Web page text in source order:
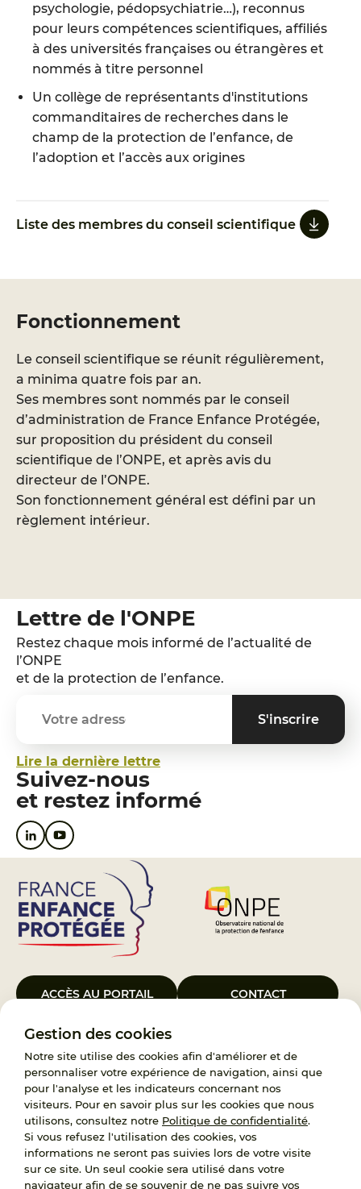
Gestion des cookies
Notre site utilise des cookies afin d'améliorer et de
personnaliser votre expérience de navigation, ainsi que
pour l'analyse et les indicateurs concernant nos
visiteurs. Pour en savoir plus sur les cookies que nous
utilisons, consultez notre Politique de confidentialité.
Si vous refusez l'utilisation des cookies, vos
informations ne seront pas suivies lors de votre visite
sur ce site. Un seul cookie sera utilisé dans votre
navigateur afin de se souvenir de ne pas suivre vos
psychologie, pédopsychiatrie…), reconnus
pour leurs compétences scientifiques, affiliés
à des universités françaises ou étrangères et
nommés à titre personnel
Un collège de représentants d'institutions
commanditaires de recherches dans le
champ de la protection de l’enfance, de
l’adoption et l’accès aux origines
Liste des membres du conseil scientifique
Fonctionnement
Le conseil scientifique se réunit régulièrement,
a minima quatre fois par an.
Ses membres sont nommés par le conseil
d’administration de France Enfance Protégée,
sur proposition du président du conseil
scientifique de l’ONPE, et après avis du
directeur de l’ONPE.
Son fonctionnement général est défini par un
règlement intérieur.
Lettre de l'ONPE
Restez chaque mois informé de l’actualité de
l’ONPE
et de la protection de l’enfance.
Lire la dernière lettre
Suivez-nous
et restez informé
ACCÈS AU PORTAIL CONTACT
Le Groupement d’Intérêt Public France Enfance Protégée, créé le 5
janvier 2023, a pour objet d’assurer les missions de service public du
119, d’accompagnement des adoptants et de traitement des
demandes d’accès aux origines personnelles. France Enfance
Protégée est également un observatoire et une ressource pour
l’ensemble des professionnels, ainsi qu’un appui à l’élaboration de la
politique publique à travers le soutien à l’activité des conseils
nationaux.
RECRUTEMENT